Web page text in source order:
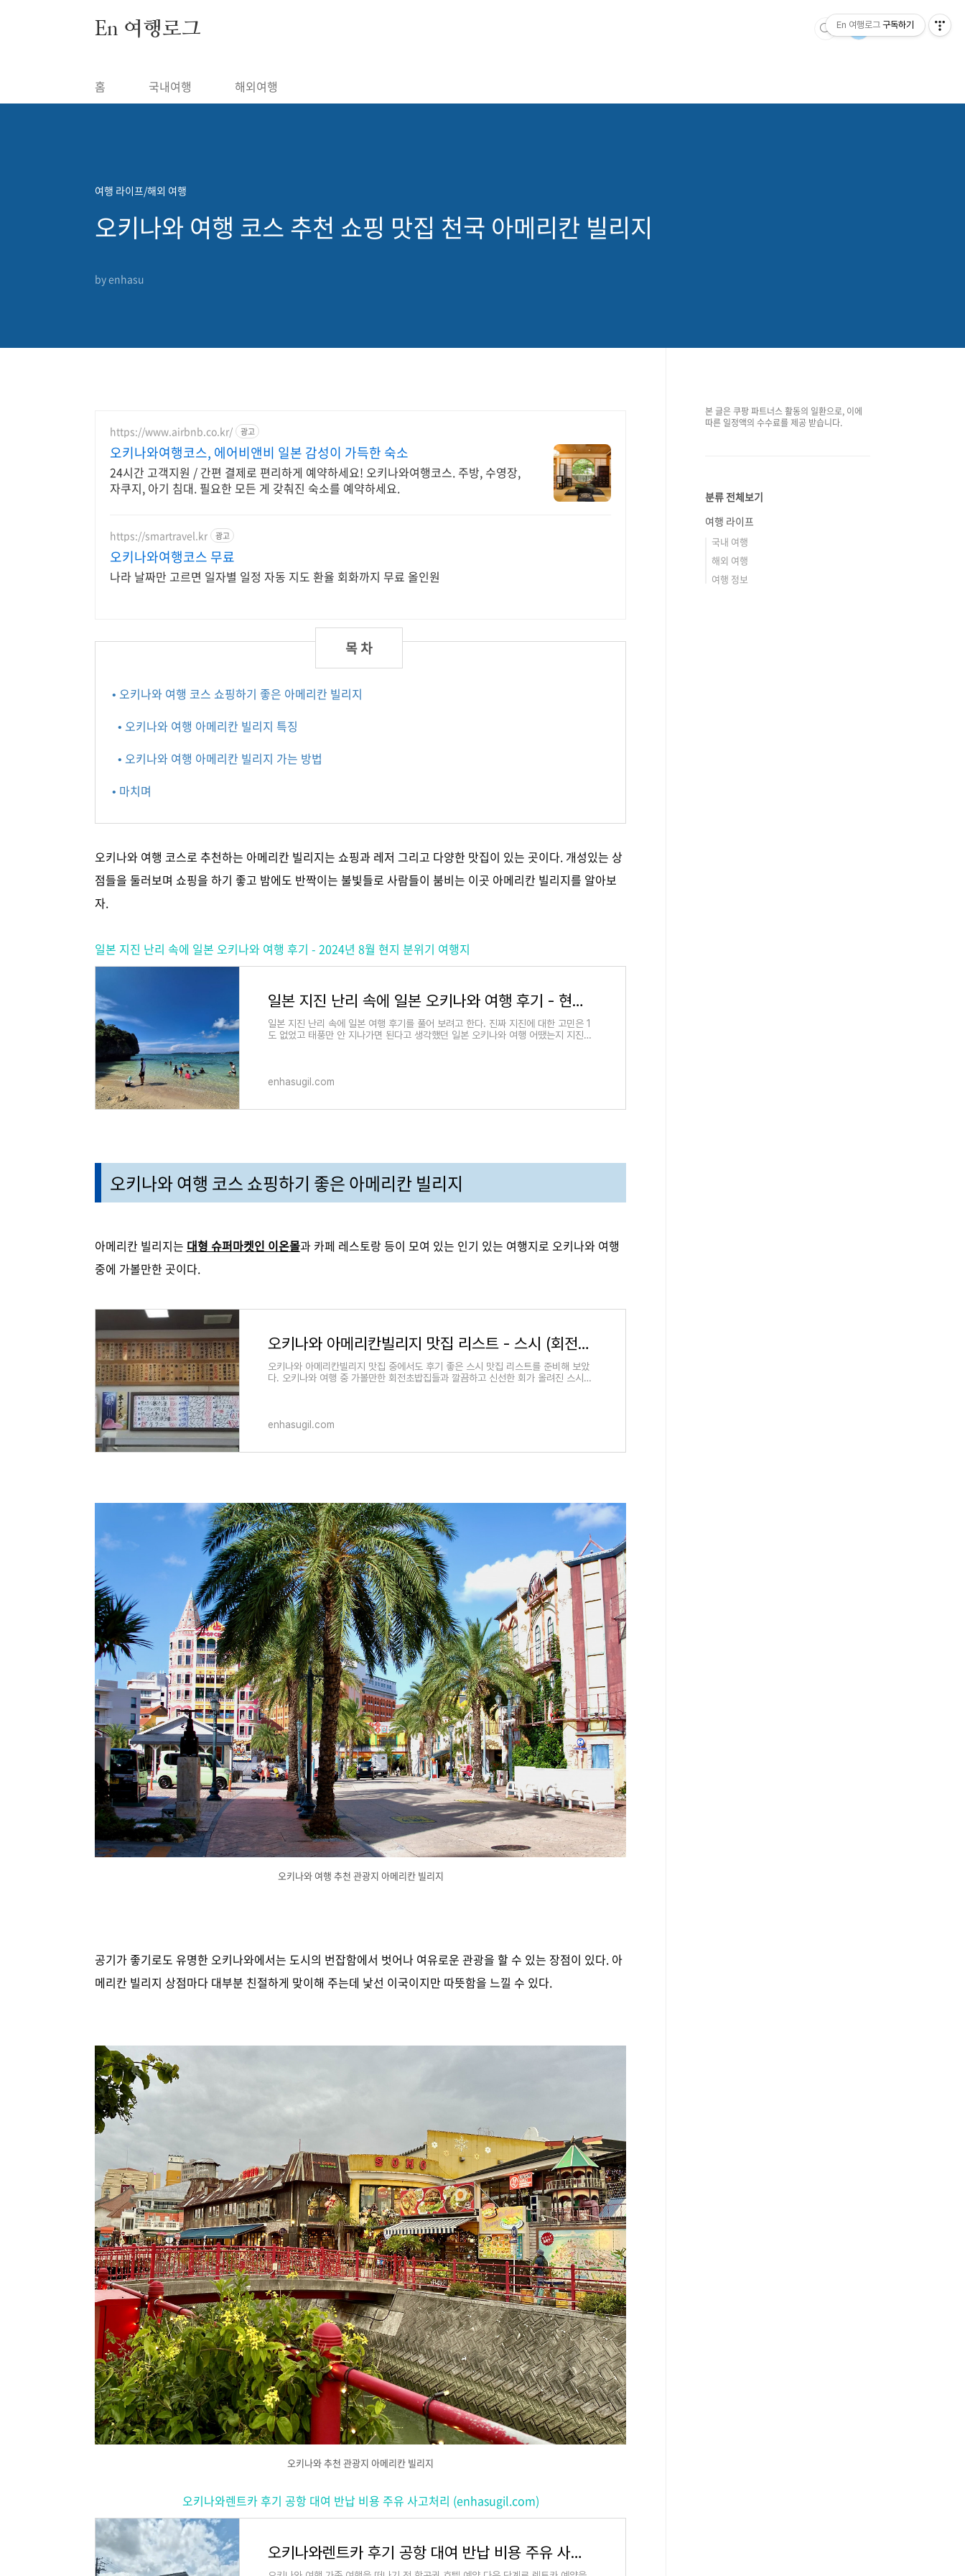
En 여행로그
홈 국내여행 해외여행
여행 라이프/해외 여행
오키나와 여행 코스 추천 쇼핑 맛집 천국 아메리칸 빌리지
by enhasu
https://www.airbnb.co.kr/ 광고
오키나와여행코스, 에어비앤비 일본 감성이 가득한 숙소
24시간 고객지원 / 간편 결제로 편리하게 예약하세요! 오키나와여행코스. 주방, 수영장,
자쿠지, 아기 침대. 필요한 모든 게 갖춰진 숙소를 예약하세요.
https://smartravel.kr 광고
오키나와여행코스 무료
나라 날짜만 고르면 일자별 일정 자동 지도 환율 회화까지 무료 올인원
• 오키나와 여행 코스 쇼핑하기 좋은 아메리칸 빌리지
• 오키나와 여행 아메리칸 빌리지 특징
• 오키나와 여행 아메리칸 빌리지 가는 방법
• 마치며
오키나와 여행 코스로 추천하는 아메리칸 빌리지는 쇼핑과 레저 그리고 다양한 맛집이 있는 곳이다. 개성있는 상
점들을 둘러보며 쇼핑을 하기 좋고 밤에도 반짝이는 불빛들로 사람들이 붐비는 이곳 아메리칸 빌리지를 알아보
자.
일본 지진 난리 속에 일본 오키나와 여행 후기 - 2024년 8월 현지 분위기 여행지
일본 지진 난리 속에 일본 오키나와 여행 후기 - 현지 분위기 여행지
일본 지진 난리 속에 일본 여행 후기를 풀어 보려고 한다. 진짜 지진에 대한 고민은 1
도 없었고 태풍만 안 지나가면 된다고 생각했던 일본 오키나와 여행 어땠는지 지진
enhasugil.com
오키나와 여행 코스 쇼핑하기 좋은 아메리칸 빌리지
아메리칸 빌리지는 대형 슈퍼마켓인 이온몰과 카페 레스토랑 등이 모여 있는 인기 있는 여행지로 오키나와 여행
중에 가볼만한 곳이다.
오키나와 아메리칸빌리지 맛집 리스트 - 스시 (회전초밥 포함)
오키나와 아메리칸빌리지 맛집 중에서도 후기 좋은 스시 맛집 리스트를 준비해 보았
다. 오키나와 여행 중 가볼만한 회전초밥집들과 깔끔하고 신선한 회가 올려진 스시맛
enhasugil.com
오키나와 여행 추천 관광지 아메리칸 빌리지
공기가 좋기로도 유명한 오키나와에서는 도시의 번잡함에서 벗어나 여유로운 관광을 할 수 있는 장점이 있다. 아
메리칸 빌리지 상점마다 대부분 친절하게 맞이해 주는데 낯선 이국이지만 따뜻함을 느낄 수 있다.
오키나와 추천 관광지 아메리칸 빌리지
오키나와렌트카 후기 공항 대여 반납 비용 주유 사고처리 (enhasugil.com)
오키나와렌트카 후기 공항 대여 반납 비용 주유 사고처리
본 글은 쿠팡 파트너스 활동의 일환으로, 이에
따른 일정액의 수수료를 제공 받습니다.
분류 전체보기
여행 라이프
국내 여행
해외 여행
여행 정보
En 여행로그 구독하기